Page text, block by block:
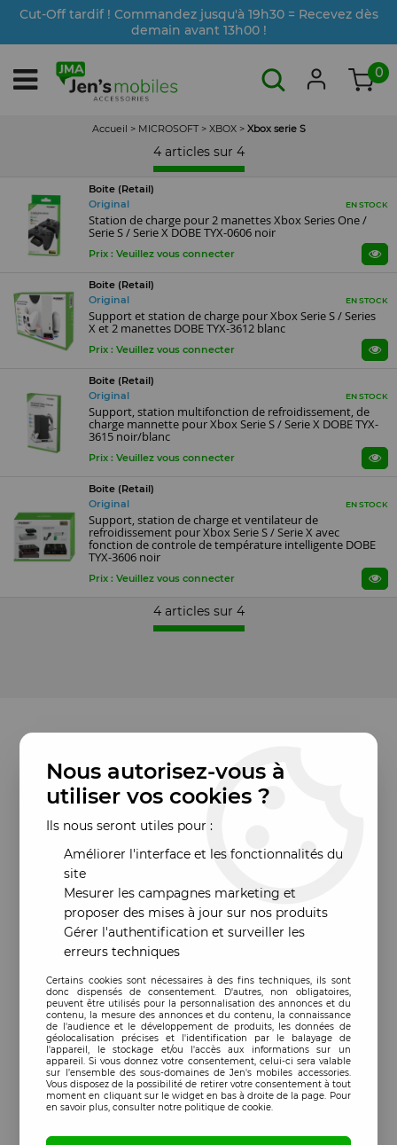
Cut-Off tardif ! Commandez jusqu'à 19h30 = Recevez dès
demain avant 13h00 !
0
Accueil > MICROSOFT > XBOX > Xbox serie S
4 articles sur 4
Boite (Retail)
Original
EN STOCK
Station de charge pour 2 manettes Xbox Series One /
Serie S / Serie X DOBE TYX-0606 noir
Prix : Veuillez vous connecter
Boite (Retail)
Original
EN STOCK
Support et station de charge pour Xbox Serie S / Series
X et 2 manettes DOBE TYX-3612 blanc
Prix : Veuillez vous connecter
Boite (Retail)
Original
EN STOCK
Support, station multifonction de refroidissement, de
charge mannette pour Xbox Serie S / Serie X DOBE TYX-
3615 noir/blanc
Prix : Veuillez vous connecter
Boite (Retail)
Original
EN STOCK
Support, station de charge et ventilateur de
refroidissement pour Xbox Serie S / Serie X avec
fonction de controle de température intelligente DOBE
TYX-3606 noir
Prix : Veuillez vous connecter
4 articles sur 4
Nous autorisez-vous à
utiliser vos cookies ?
Ils nous seront utiles pour :
Améliorer l'interface et les fonctionnalités du
site
Mesurer les campagnes marketing et
proposer des mises à jour sur nos produits
Gérer l'authentification et surveiller les
erreurs techniques
Certains cookies sont nécessaires à des fins techniques, ils sont
donc dispensés de consentement. D'autres, non obligatoires,
peuvent être utilisés pour la personnalisation des annonces et du
contenu, la mesure des annonces et du contenu, la connaissance
de l'audience et le développement de produits, les données de
géolocalisation précises et l'identification par le balayage de
l'appareil, le stockage et/ou l'accès aux informations sur un
appareil. Si vous donnez votre consentement, celui-ci sera valable
sur l’ensemble des sous-domaines de Jen's mobiles accessories.
Vous disposez de la possibilité de retirer votre consentement à tout
moment en cliquant sur le widget en bas à droite de la page. Pour
en savoir plus, consulter notre politique de cookie.